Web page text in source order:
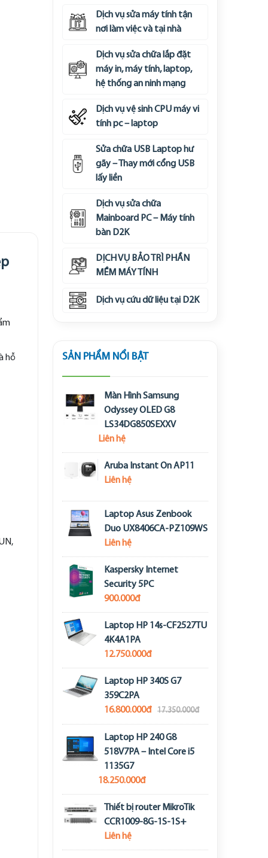
hỗ
Dịch vụ sửa máy tính tận
nơi làm việc và tại nhà
Dịch vụ sửa chữa lắp đặt
máy in, máy tính, laptop,
hệ thống an ninh mạng
Dịch vụ vệ sinh CPU máy vi
tính pc – laptop
Sửa chữa USB Laptop hư
gãy – Thay mới cổng USB
lấy liền
Dịch vụ sửa chữa
Mainboard PC – Máy tính
bàn D2K
DỊCH VỤ BẢO TRÌ PHẦN
MỀM MÁY TÍNH
Dịch vụ cứu dữ liệu tại D2K
SẢN PHẨM NỔI BẬT
Màn Hình Samsung
Odyssey OLED G8
LS34DG850SEXXV
Liên hệ
Aruba Instant On AP11
Liên hệ
Laptop Asus Zenbook
Duo UX8406CA-PZ109WS
Liên hệ
Kaspersky Internet
Security 5PC
900.000đ
Laptop HP 14s-CF2527TU
4K4A1PA
12.750.000đ
Laptop HP 340S G7
359C2PA
16.800.000đ
17.350.000đ
Laptop HP 240 G8
518V7PA – Intel Core i5
1135G7
18.250.000đ
Thiết bị router MikroTik
CCR1009-8G-1S-1S+
Liên hệ